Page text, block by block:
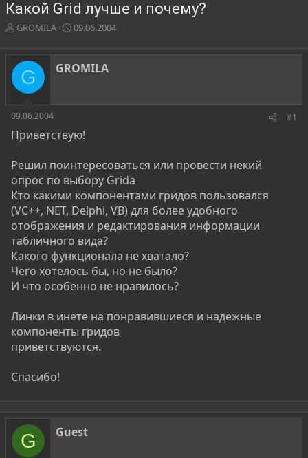
Какой Grid лучше и почему?
А
т
о
т
м
GROMILA
Д
т
а
н
а
09.06.2004
G GROMILA
09.06.2004 #1
Приветствую!
Решил поинтересоваться или провести некий
опрос по выбору Grida
Кто какими компонентами гридов пользовался
(VC++, NET, Delphi, VB) для более удобного
отображения и редактирования информации
табличного вида?
Какого функционала не хватало?
Чего хотелось бы, но не было?
И что особенно не нравилось?
Линки в инете на понравившиеся и надежные
компоненты гридов
приветствуются.
Спасибо!
G Guest